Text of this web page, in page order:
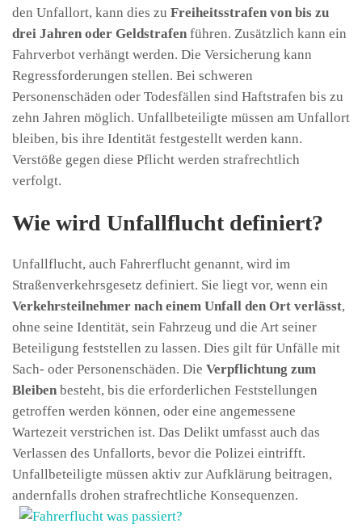
den Unfallort, kann dies zu Freiheitsstrafen von bis zu
drei Jahren oder Geldstrafen führen. Zusätzlich kann ein
Fahrverbot verhängt werden. Die Versicherung kann
Regressforderungen stellen. Bei schweren
Personenschäden oder Todesfällen sind Haftstrafen bis zu
zehn Jahren möglich. Unfallbeteiligte müssen am Unfallort
bleiben, bis ihre Identität festgestellt werden kann.
Verstöße gegen diese Pflicht werden strafrechtlich
verfolgt.
Wie wird Unfallflucht definiert?
Unfallflucht, auch Fahrerflucht genannt, wird im
Straßenverkehrsgesetz definiert. Sie liegt vor, wenn ein
Verkehrsteilnehmer nach einem Unfall den Ort verlässt,
ohne seine Identität, sein Fahrzeug und die Art seiner
Beteiligung feststellen zu lassen. Dies gilt für Unfälle mit
Sach- oder Personenschäden. Die Verpflichtung zum
Bleiben besteht, bis die erforderlichen Feststellungen
getroffen werden können, oder eine angemessene
Wartezeit verstrichen ist. Das Delikt umfasst auch das
Verlassen des Unfallorts, bevor die Polizei eintrifft.
Unfallbeteiligte müssen aktiv zur Aufklärung beitragen,
andernfalls drohen strafrechtliche Konsequenzen.